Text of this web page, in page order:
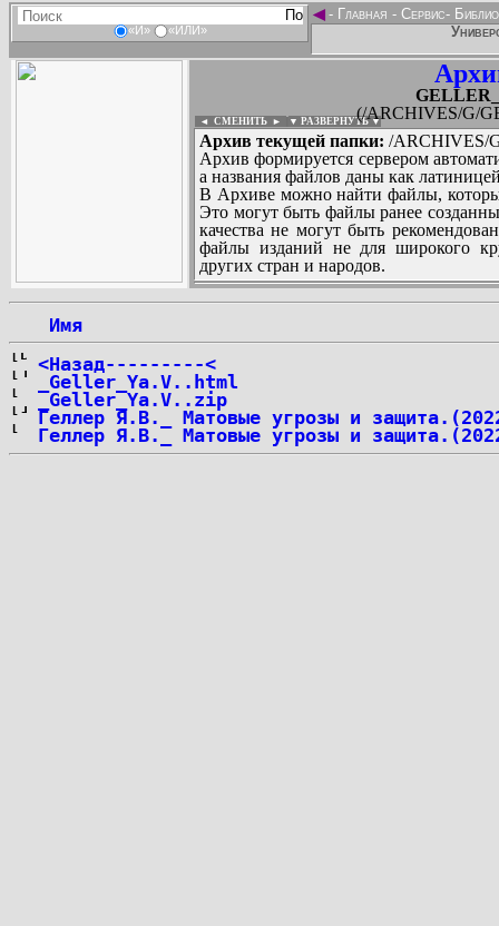
«И» «ИЛИ»
◄- Главная - Сервис-
(/ARCHIVES/G/
◄ СМЕНИТЬ ► ▼ РАЗВЕРНУТЬ ▼
Архив текущей папки: /ARCHIVES/
Архив формируется сервером
а названия файлов даны как
В Архиве можно найти файлы,
Это могут быть файлы ранее
качества не могут быть
файлы изданий не для широкого
других стран и народов.
Имя
<Назад---------<
_Geller_Ya.V..html
_Geller_Ya.V..zip
Геллер Я.В._ Матовые угрозы и
Геллер Я.В._ Матовые угрозы и